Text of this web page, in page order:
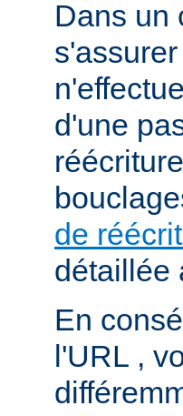
Dans un
d'une
de
détaillée
En
l'URL ,